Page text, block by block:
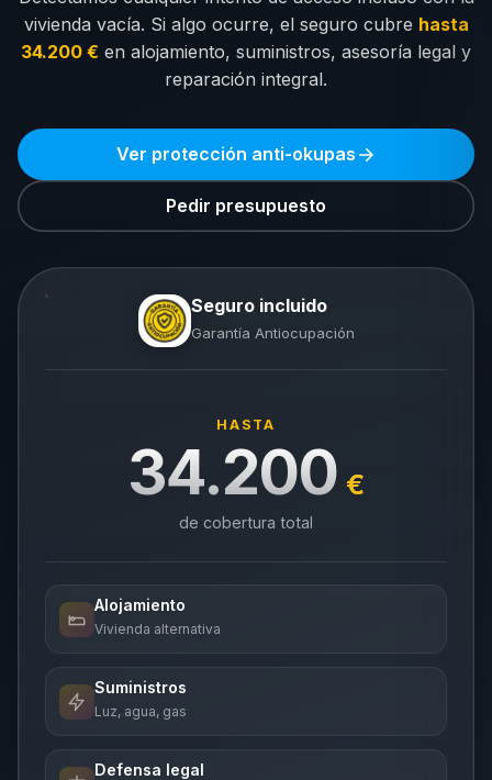
vivienda vacía. Si algo ocurre, el seguro cubre hasta
34.200 € en alojamiento, suministros, asesoría legal y
reparación integral.
Ver protección anti-okupas
Pedir presupuesto
Seguro incluido
Garantía Antiocupación
HASTA
34.200 €
de cobertura total
Alojamiento
Vivienda alternativa
Suministros
Luz, agua, gas
Defensa legal